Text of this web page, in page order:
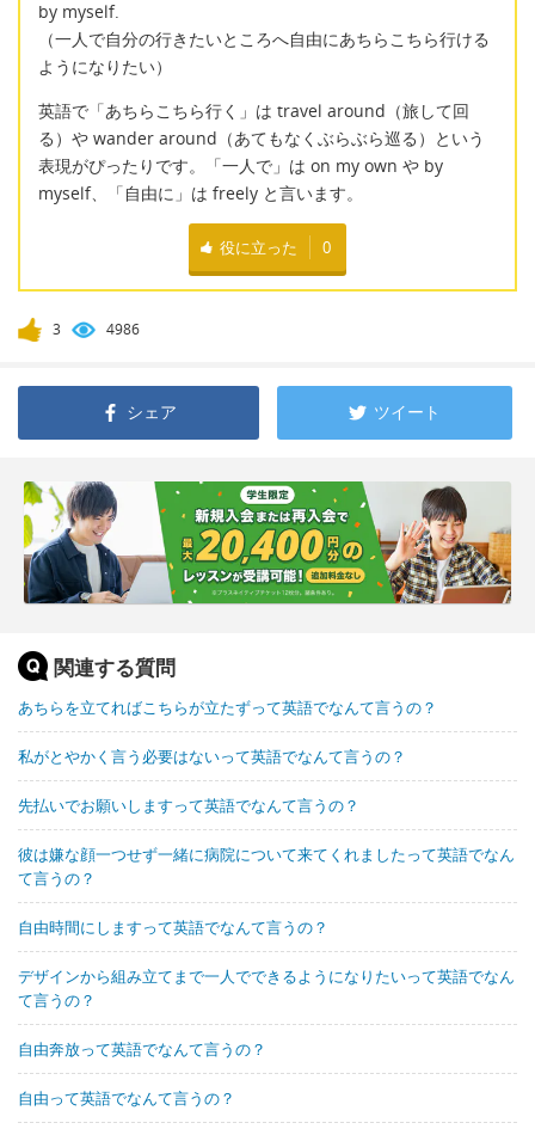
by myself.
（一人で自分の行きたいところへ自由にあちらこちら行ける
ようになりたい）
英語で「あちらこちら行く」は travel around（旅して回
る）や wander around（あてもなくぶらぶら巡る）という
表現がぴったりです。「一人で」は on my own や by
myself、「自由に」は freely と言います。
役に立った 0
3 4986
シェア ツイート
関連する質問
あちらを立てればこちらが立たずって英語でなんて言うの？
私がとやかく言う必要はないって英語でなんて言うの？
先払いでお願いしますって英語でなんて言うの？
彼は嫌な顔一つせず一緒に病院について来てくれましたって英語でなん
て言うの？
自由時間にしますって英語でなんて言うの？
デザインから組み立てまで一人でできるようになりたいって英語でなん
て言うの？
自由奔放って英語でなんて言うの？
自由って英語でなんて言うの？